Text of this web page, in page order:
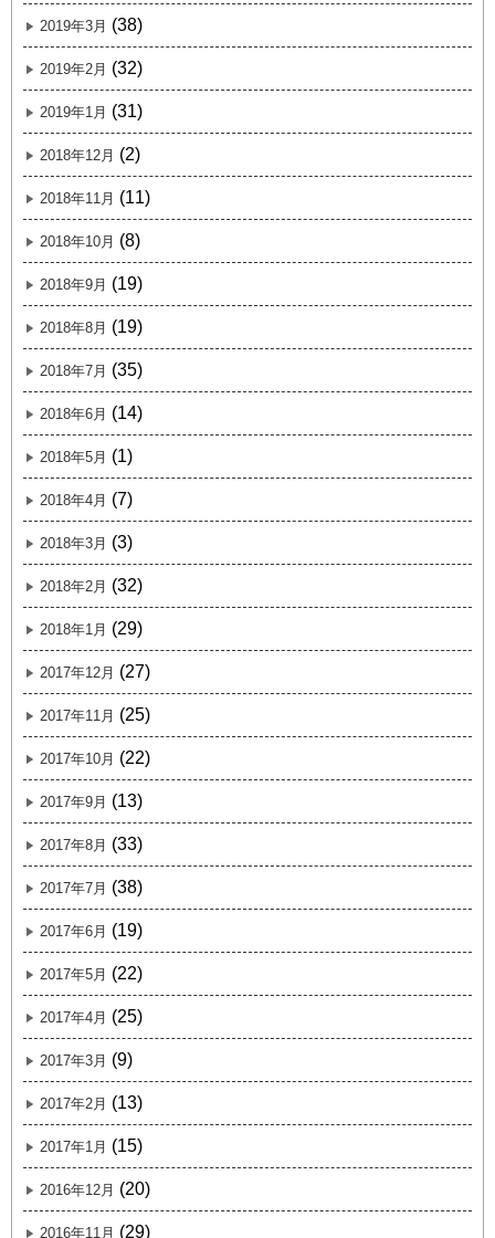
2019年3月 (38)
2019年2月 (32)
2019年1月 (31)
2018年12月 (2)
2018年11月 (11)
2018年10月 (8)
2018年9月 (19)
2018年8月 (19)
2018年7月 (35)
2018年6月 (14)
2018年5月 (1)
2018年4月 (7)
2018年3月 (3)
2018年2月 (32)
2018年1月 (29)
2017年12月 (27)
2017年11月 (25)
2017年10月 (22)
2017年9月 (13)
2017年8月 (33)
2017年7月 (38)
2017年6月 (19)
2017年5月 (22)
2017年4月 (25)
2017年3月 (9)
2017年2月 (13)
2017年1月 (15)
2016年12月 (20)
2016年11月 (29)